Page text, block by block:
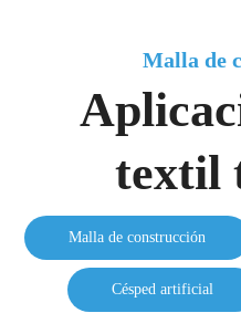
Malla de
textil
Malla de construcción
Césped artificial